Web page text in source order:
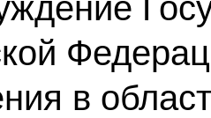
в